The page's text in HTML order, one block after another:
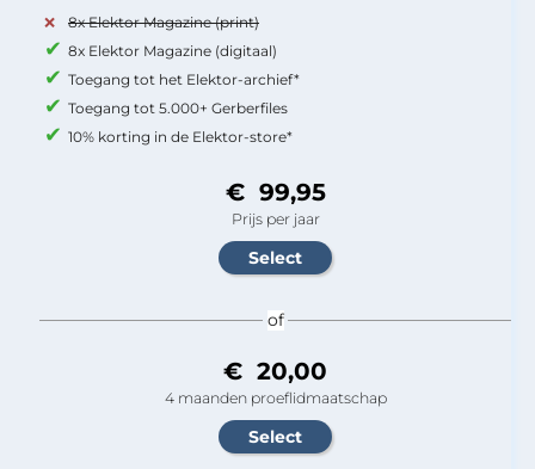
8x Elektor Magazine (print)
8x Elektor Magazine (digitaal)
Toegang tot het Elektor-archief*
Toegang tot 5.000+ Gerberfiles
10% korting in de Elektor-store*
€ 99,95
Prijs per jaar
of
€ 20,00
4 maanden proeflidmaatschap